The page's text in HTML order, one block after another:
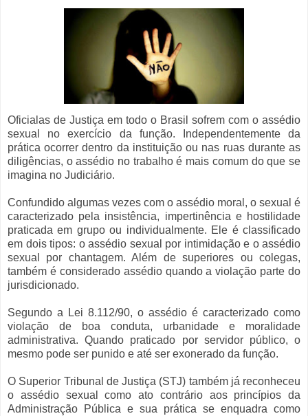
Oficialas de Justiça em todo o Brasil sofrem com o assédio
sexual no exercício da função. Independentemente da
prática ocorrer dentro da instituição ou nas ruas durante as
diligências, o assédio no trabalho é mais comum do que se
imagina no Judiciário.
Confundido algumas vezes com o assédio moral, o sexual é
caracterizado pela insistência, impertinência e hostilidade
praticada em grupo ou individualmente. Ele é classificado
em dois tipos: o assédio sexual por intimidação e o assédio
sexual por chantagem. Além de superiores ou colegas,
também é considerado assédio quando a violação parte do
jurisdicionado.
Segundo a Lei 8.112/90, o assédio é caracterizado como
violação de boa conduta, urbanidade e moralidade
administrativa. Quando praticado por servidor público, o
mesmo pode ser punido e até ser exonerado da função.
O Superior Tribunal de Justiça (STJ) também já reconheceu
o assédio sexual como ato contrário aos princípios da
Administração Pública e sua prática se enquadra como